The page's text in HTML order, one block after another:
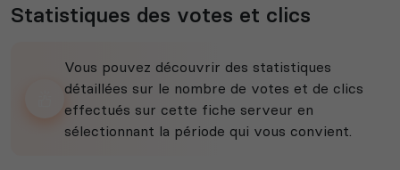
Statistiques des votes et clics
Vous pouvez découvrir des statistiques
détaillées sur le nombre de votes et de clics
effectués sur cette fiche serveur en
sélectionnant la période qui vous convient.